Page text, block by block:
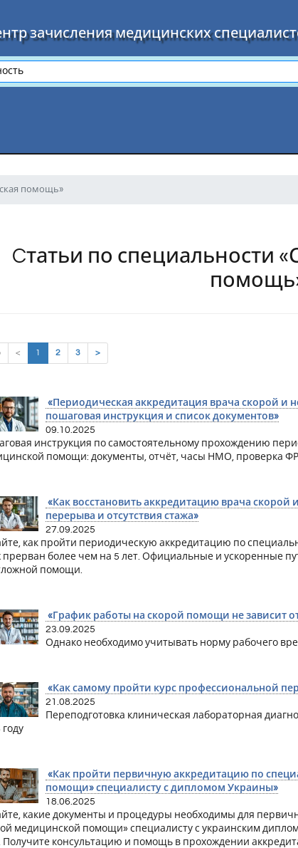
зачисления медицинских
помощь»
Cтатьи по специальности
< 1 (current)
2 3 >
«Периодическая аккредитация врача скорой
пошаговая инструкция и список документов»
09.10.2025
инструкция по самостоятельному прохождению
помощи: документы, отчёт, часы НМО, проверка
«Как восстановить аккредитацию врача
перерыва и отсутствия стажа»
27.09.2025
как пройти периодическую аккредитацию по
прерван более чем на 5 лет. Официальные и ускоренные
помощи.
«График работы на скорой помощи не зависит
23.09.2025
Однако необходимо учитывать норму рабочего
«Как самому пройти курс профессиональной
21.08.2025
Переподготовка клиническая лабораторная
году
«Как пройти первичную аккредитацию по
помощи» специалисту с дипломом Украины»
18.06.2025
какие документы и процедуры необходимы для
медицинской помощи» специалисту с украинским
Получите консультацию и помощь в прохождении